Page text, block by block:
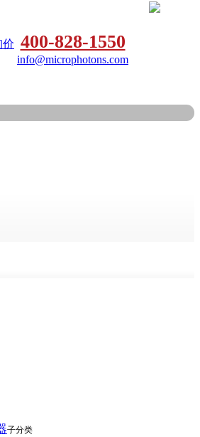
价 400-828-1550
info@microphotons.com
子分类